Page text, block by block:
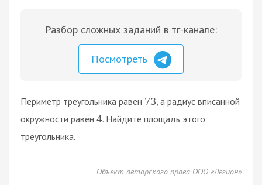
Разбор сложных заданий в тг-канале:
Посмотреть
Периметр треугольника равен 73 , а радиус вписанной
окружности равен 4. Найдите площадь этого
треугольника.
Объект авторского права ООО «Легион»